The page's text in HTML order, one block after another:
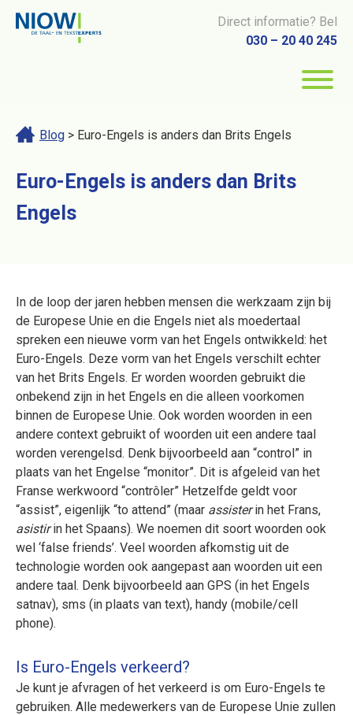
Direct informatie? Bel
030 – 20 40 245
Blog > Euro-Engels is anders dan Brits Engels
Euro-Engels is anders dan Brits
Engels
In de loop der jaren hebben mensen die werkzaam zijn bij
de Europese Unie en die Engels niet als moedertaal
spreken een nieuwe vorm van het Engels ontwikkeld: het
Euro-Engels. Deze vorm van het Engels verschilt echter
van het Brits Engels. Er worden woorden gebruikt die
onbekend zijn in het Engels en die alleen voorkomen
binnen de Europese Unie. Ook worden woorden in een
andere context gebruikt of woorden uit een andere taal
worden verengelsd. Denk bijvoorbeeld aan “control” in
plaats van het Engelse “monitor”. Dit is afgeleid van het
Franse werkwoord “contrôler” Hetzelfde geldt voor
“assist”, eigenlijk “to attend” (maar assisterin het Frans,
asistirin het Spaans). We noemen dit soort woorden ook
wel ‘false friends’. Veel woorden afkomstig uit de
technologie worden ook aangepast aan woorden uit een
andere taal. Denk bijvoorbeeld aan GPS (in het Engels
satnav), sms (in plaats van text), handy (mobile/cell
phone).
Is Euro-Engels verkeerd?
Je kunt je afvragen of het verkeerd is om Euro-Engels te
gebruiken. Alle medewerkers van de Europese Unie zullen